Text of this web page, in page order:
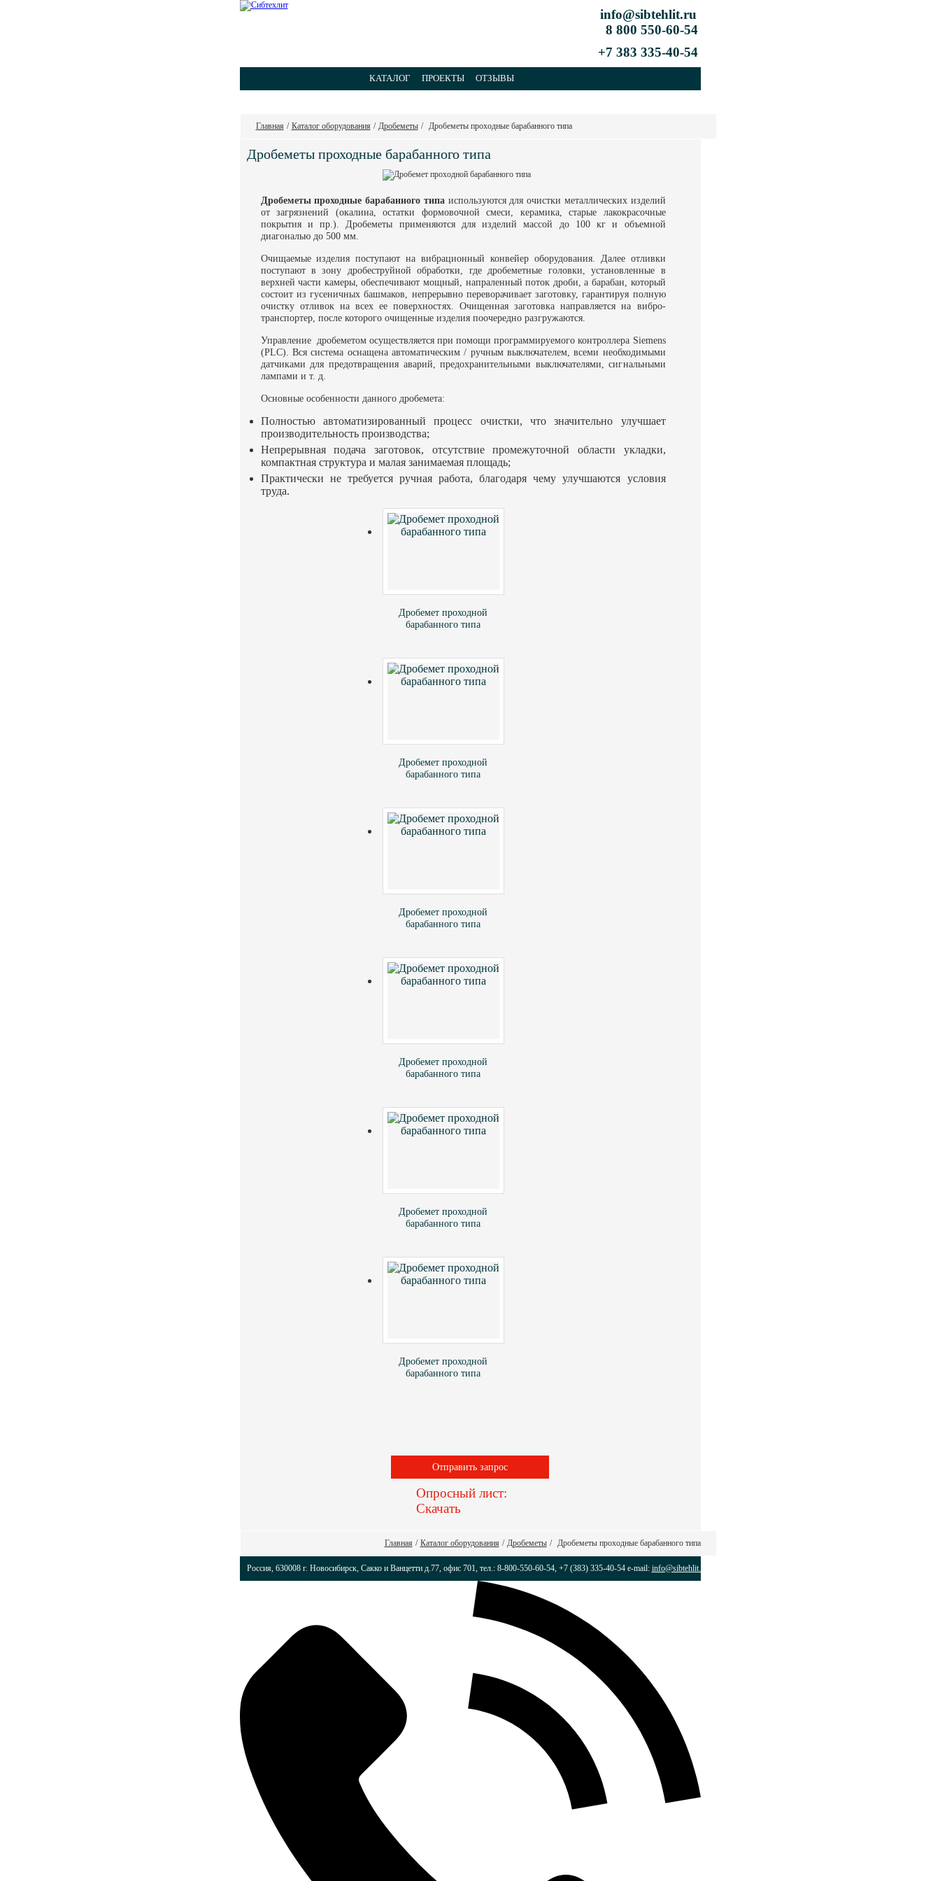
info@sibtehlit.ru
8 800 550-60-54
+7 383 335-40-54
КАТАЛОГ ПРОЕКТЫ ОТЗЫВЫ
Главная / Каталог оборудования / Дробеметы / Дробеметы проходные барабанного типа
Дробеметы проходные барабанного типа
Дробеметы проходные барабанного типаиспользуются для очистки металлических изделий
от загрязнений (окалина, остатки формовочной смеси, керамика, старые лакокрасочные
покрытия и пр.). Дробеметы применяются для изделий массой до 100 кг и объемной
диагональю до 500 мм.
Очищаемые изделия поступают на вибрационный конвейер оборудования. Далее отливки
поступают в зону дробеструйной обработки, где дробеметные головки, установленные в
верхней части камеры, обеспечивают мощный, напраленный поток дроби, а барабан, который
состоит из гусеничных башмаков, непрерывно переворачивает заготовку, гарантируя полную
очистку отливок на всех ее поверхностях. Очищенная заготовка направляется на вибро-
транспортер, после которого очищенные изделия поочередно разгружаются.
Управление дробеметом осуществляется при помощи программируемого контроллера Siemens
(PLC). Вся система оснащена автоматическим / ручным выключателем, всеми необходимыми
датчиками для предотвращения аварий, предохранительными выключателями, сигнальными
лампами и т. д.
Основные особенности данного дробемета:
Полностью автоматизированный процесс очистки, что значительно улучшает
производительность производства;
Непрерывная подача заготовок, отсутствие промежуточной области укладки,
компактная структура и малая занимаемая площадь;
Практически не требуется ручная работа, благодаря чему улучшаются условия
труда.
Дробемет проходной
барабанного типа
Дробемет проходной
барабанного типа
Дробемет проходной
барабанного типа
Дробемет проходной
барабанного типа
Дробемет проходной
барабанного типа
Дробемет проходной
барабанного типа
Отправить запрос
Опросный лист:
Скачать
Главная / Каталог оборудования / Дробеметы / Дробеметы проходные барабанного типа
Россия, 630008 г. Новосибирск, Сакко и Ванцетти д.77, офис 701, тел.: 8-800-550-60-54, +7 (383) 335-40-54 e-mail: info@sibtehlit.ru